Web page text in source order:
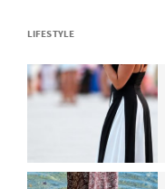
LIFESTYLE